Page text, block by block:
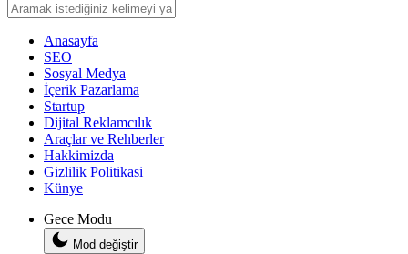
Anasayfa
SEO
Sosyal Medya
İçerik Pazarlama
Startup
Dijital Reklamcılık
Araçlar ve Rehberler
Hakkimizda
Gizlilik Politikasi
Künye
Gece Modu
Mod değiştir